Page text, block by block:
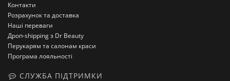
Контакти
Розрахунок та доставка
Наші переваги
Дроп-shipping з Dr Beauty
Перукарям та салонам краси
Програма лояльності
СЛУЖБА ПІДТРИМКИ